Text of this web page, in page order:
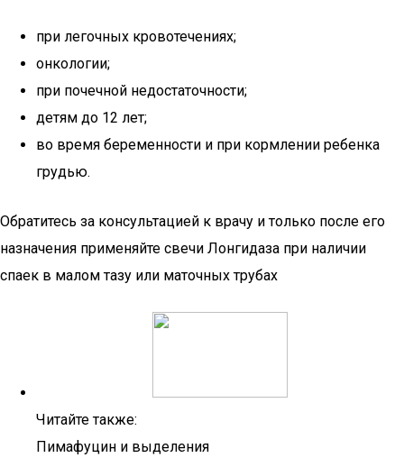
при легочных кровотечениях;
онкологии;
при почечной недостаточности;
детям до 12 лет;
во время беременности и при кормлении ребенка
грудью.
Обратитесь за консультацией к врачу и только после его
назначения применяйте свечи Лонгидаза при наличии
спаек в малом тазу или маточных трубах
Читайте также:
Пимафуцин и выделения